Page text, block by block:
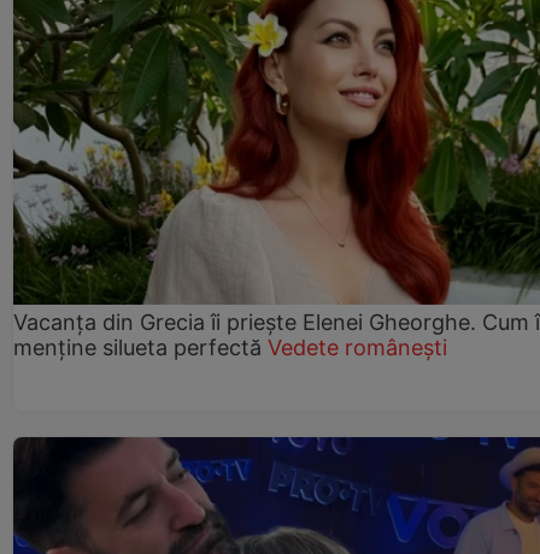
Vacanța din Grecia îi priește Elenei Gheorghe. Cum
menține silueta perfectă Vedete românești